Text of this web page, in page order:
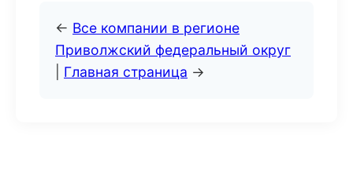
← Все компании в регионе
Приволжский федеральный округ
Главная страница →